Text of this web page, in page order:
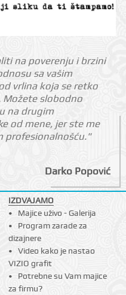
na poverenju i brzini
sa vašim
vrlina koja se retko
Možete slobodno
na drugim
od mene, jer ste me
profesionalnošću."
Darko Popović
IZDVAJAMO
Majice uživo - Galerija
Program zarade za
dizajnere
Video kako je nastao
VIZIO grafit
Potrebne su Vam majice
za firmu?